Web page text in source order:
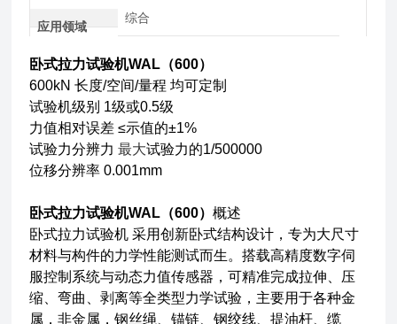
应用领域
综合
卧式拉力试验机WAL（600）
600kN 长度/空间/量程 均可定制
试验机级别 1级或0.5级
力值相对误差 ≤示值的±1%
试验力分辨力最大试验力的1/500000
位移分辨率 0.001mm
卧式拉力试验机WAL（600）概述
卧式拉力试验机 采用创新卧式结构设计，专为大尺寸
材料与构件的力学性能测试而生。搭载高精度数字伺
服控制系统与动态力值传感器，可精准完成拉伸、压
缩、弯曲、剥离等全类型力学试验，主要用于各种金
属，非金属，钢丝绳、锚链、钢绞线、提油杆、缆